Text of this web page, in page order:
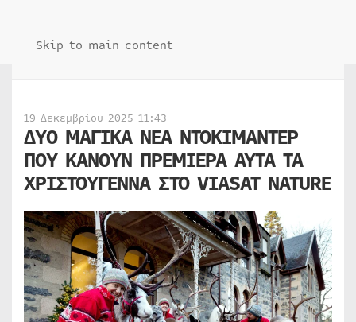
Skip to main content
19 Δεκεμβρίου 2025 11:43
ΔΥΟ ΜΑΓΙΚΑ ΝΕΑ ΝΤΟΚΙΜΑΝΤΕΡ
ΠΟΥ ΚΑΝΟΥΝ ΠΡΕΜΙΕΡΑ ΑΥΤΑ ΤΑ
ΧΡΙΣΤΟΥΓΕΝΝΑ ΣΤΟ VIASAT NATURE